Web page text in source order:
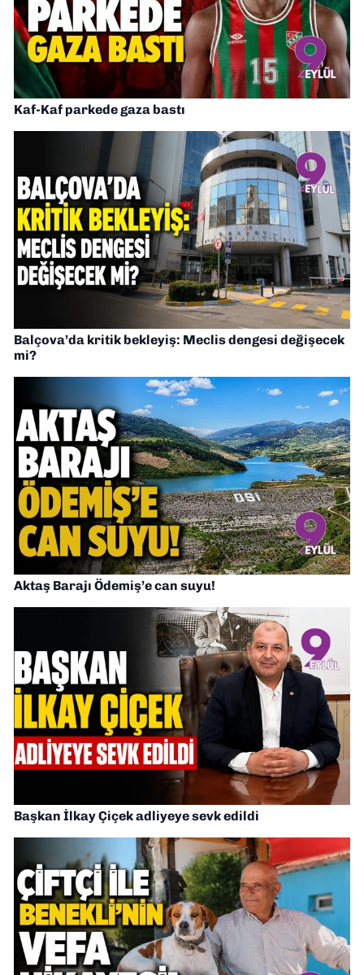
Kaf-Kaf parkede gaza bastı
Balçova’da kritik bekleyiş: Meclis dengesi değişecek
mi?
Aktaş Barajı Ödemiş’e can suyu!
Başkan İlkay Çiçek adliyeye sevk edildi